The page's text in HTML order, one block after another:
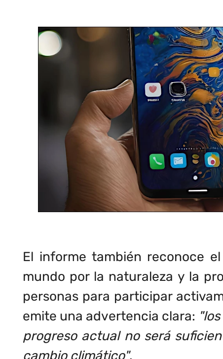
El informe también reconoce
mundo por la naturaleza y la
personas para participar
emite una advertencia clara:
progreso actual no será
cambio climático".